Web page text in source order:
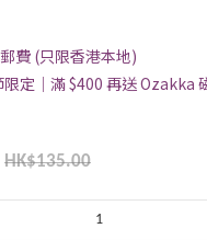
費 (只限香港本地)
定｜滿 $400 再送 Ozakka
HK$135.00